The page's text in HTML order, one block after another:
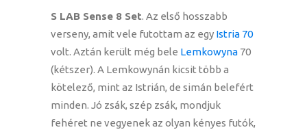
S LAB Sense 8 Set. Az első hosszabb
verseny, amit vele futottam az egy Istria 70
volt. Aztán került még bele Lemkowyna 70
(kétszer). A Lemkowynán kicsit több a
kötelező, mint az Istrián, de simán belefért
minden. Jó zsák, szép zsák, mondjuk
fehéret ne vegyenek az olyan kényes futók,